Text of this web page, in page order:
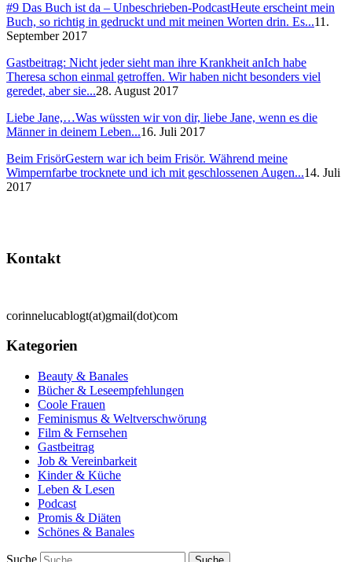
#9 Das Buch ist da – Unbeschrieben-PodcastHeute erscheint mein
Buch, so richtig in gedruckt und mit meinen Worten drin. Es...11.
September 2017
Gastbeitrag: Nicht jeder sieht man ihre Krankheit anIch habe
Theresa schon einmal getroffen. Wir haben nicht besonders viel
geredet, aber sie...28. August 2017
Liebe Jane,…Was wüssten wir von dir, liebe Jane, wenn es die
Männer in deinem Leben...16. Juli 2017
Beim FrisörGestern war ich beim Frisör. Während meine
Wimpernfarbe trocknete und ich mit geschlossenen Augen...14. Juli
2017
Kontakt
corinnelucablogt(at)gmail(dot)com
Kategorien
Beauty & Banales
Bücher & Leseempfehlungen
Coole Frauen
Feminismus & Weltverschwörung
Film & Fernsehen
Gastbeitrag
Job & Vereinbarkeit
Kinder & Küche
Leben & Lesen
Podcast
Promis & Diäten
Schönes & Banales